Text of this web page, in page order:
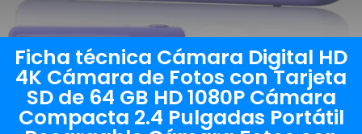
Ficha técnica Cámara Digital HD
4K Cámara de Fotos con Tarjeta
SD de 64 GB HD 1080P Cámara
Compacta 2.4 Pulgadas Portátil